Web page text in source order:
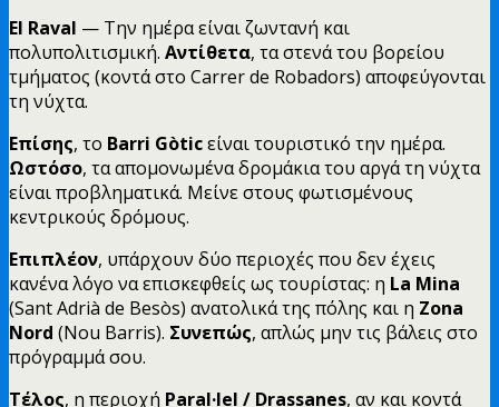
El Raval — Την ημέρα είναι ζωντανή και
πολυπολιτισμική. Αντίθετα, τα στενά του βορείου
τμήματος (κοντά στο Carrer de Robadors) αποφεύγονται
τη νύχτα.
Επίσης, το Barri Gòticείναι τουριστικό την ημέρα.
Ωστόσο, τα απομονωμένα δρομάκια του αργά τη νύχτα
είναι προβληματικά. Μείνε στους φωτισμένους
κεντρικούς δρόμους.
Επιπλέον, υπάρχουν δύο περιοχές που δεν έχεις
κανένα λόγο να επισκεφθείς ως τουρίστας: η La Mina
(Sant Adrià de Besòs) ανατολικά της πόλης και η Zona
Nord (Nou Barris). Συνεπώς, απλώς μην τις βάλεις στο
πρόγραμμά σου.
Τέλος, η περιοχή Paral·lel / Drassanes, αν και κοντά